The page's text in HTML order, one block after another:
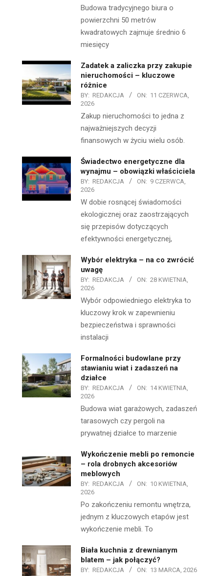
Budowa tradycyjnego biura o
powierzchni 50 metrów
kwadratowych zajmuje średnio 6
miesięcy
Zadatek a zaliczka przy zakupie
nieruchomości – kluczowe
różnice
BY: REDAKCJA ON: 11 CZERWCA,
2026
Zakup nieruchomości to jedna z
najważniejszych decyzji
finansowych w życiu wielu osób.
Świadectwo energetyczne dla
wynajmu – obowiązki właściciela
BY: REDAKCJA ON: 9 CZERWCA,
2026
W dobie rosnącej świadomości
ekologicznej oraz zaostrzających
się przepisów dotyczących
efektywności energetycznej,
Wybór elektryka – na co zwrócić
uwagę
BY: REDAKCJA ON: 28 KWIETNIA,
2026
Wybór odpowiedniego elektryka to
kluczowy krok w zapewnieniu
bezpieczeństwa i sprawności
instalacji
Formalności budowlane przy
stawianiu wiat i zadaszeń na
działce
BY: REDAKCJA ON: 14 KWIETNIA,
2026
Budowa wiat garażowych, zadaszeń
tarasowych czy pergoli na
prywatnej działce to marzenie
Wykończenie mebli po remoncie
– rola drobnych akcesoriów
meblowych
BY: REDAKCJA ON: 10 KWIETNIA,
2026
Po zakończeniu remontu wnętrza,
jednym z kluczowych etapów jest
wykończenie mebli. To
Biała kuchnia z drewnianym
blatem – jak połączyć?
BY: REDAKCJA ON: 13 MARCA, 2026